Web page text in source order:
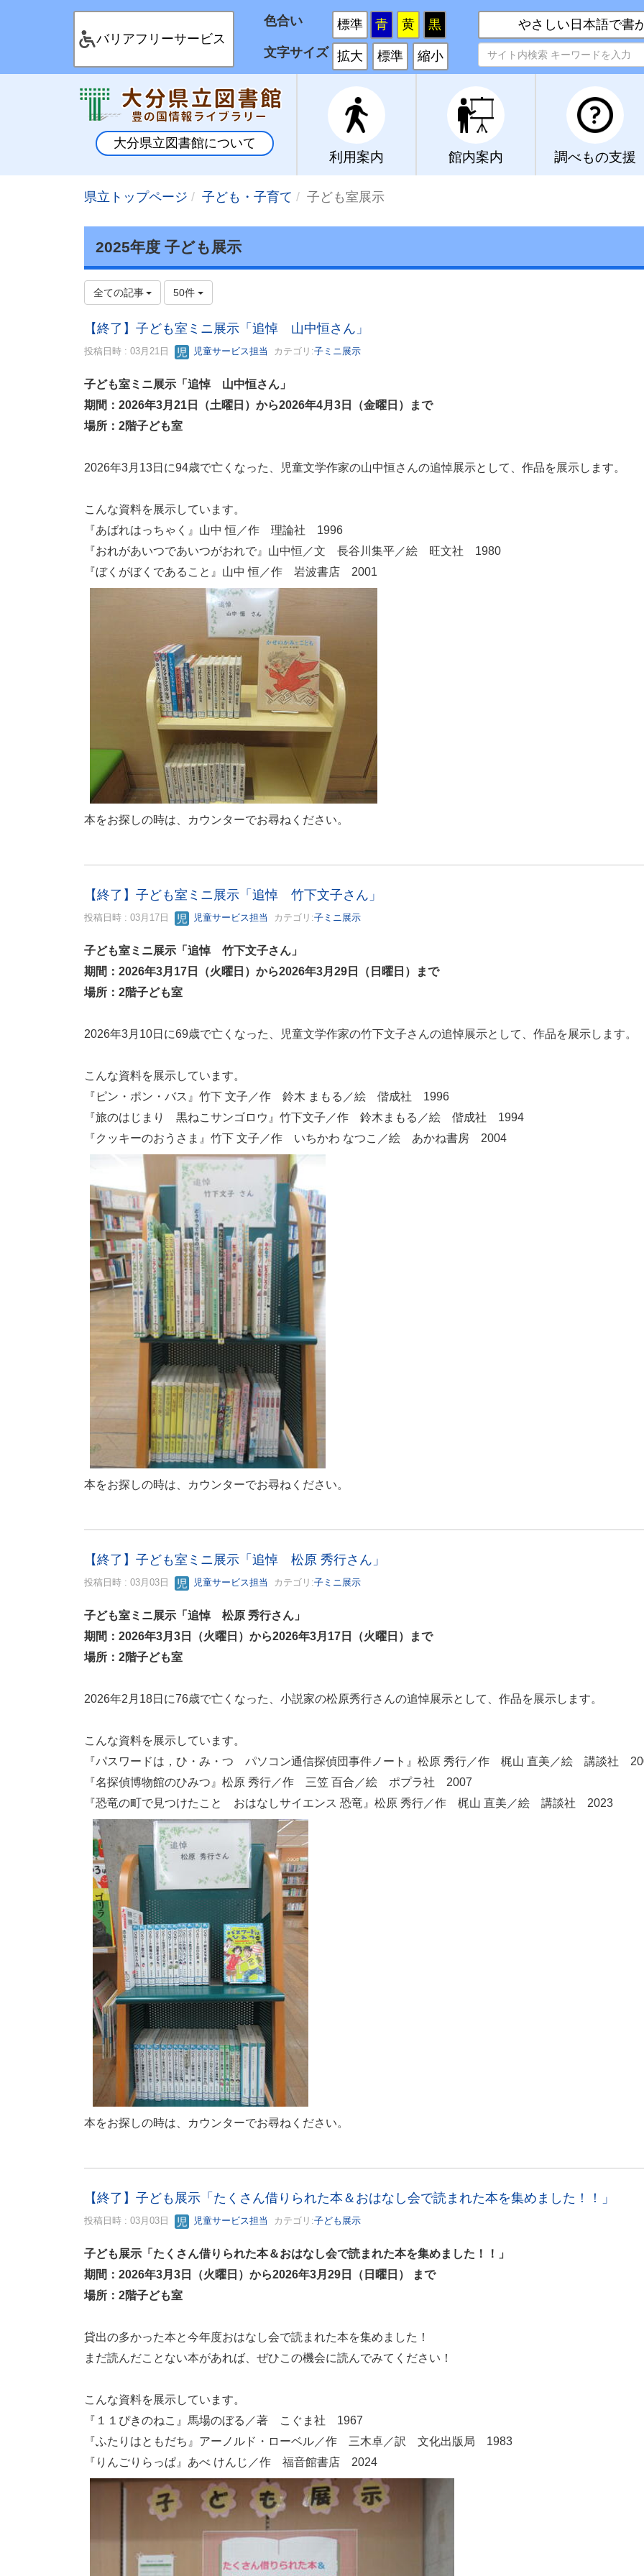
バリアフリーサービス
色合い 標準 青 黄
黒
文字サイズ 拡大 標準 縮小
やさしい日本語で書
大分県立図書館について
利用案内 館内案内 調べもの支援
県立トップページ 子ども・子育て 子ども室展示
2025年度 子ども展示
全ての記事 50件
【終了】子ども室ミニ展示「追悼 山中恒さん」
投稿日時 : 03月21日 児童サービス担当 カテゴリ:子ミニ展示
子ども室ミニ展示「追悼 山中恒さん」
期間：2026年3月21日（土曜日）から2026年4月3日（金曜日）まで
場所：2階子ども室
2026年3月13日に94歳で亡くなった、児童文学作家の山中恒さんの追悼展示として、作品を展示します。
こんな資料を展示しています。
『あばれはっちゃく』山中 恒／作 理論社 1996
『おれがあいつであいつがおれで』山中恒／文 長谷川集平／絵 旺文社 1980
『ぼくがぼくであること』山中 恒／作 岩波書店 2001
本をお探しの時は、カウンターでお尋ねください。
【終了】子ども室ミニ展示「追悼 竹下文子さん」
投稿日時 : 03月17日 児童サービス担当 カテゴリ:子ミニ展示
子ども室ミニ展示「追悼 竹下文子さん」
期間：2026年3月17日（火曜日）から2026年3月29日（日曜日）まで
場所：2階子ども室
2026年3月10日に69歳で亡くなった、児童文学作家の竹下文子さんの追悼展示として、作品を展示します。
こんな資料を展示しています。
『ピン・ポン・バス』竹下 文子／作 鈴木 まもる／絵 偕成社 1996
『旅のはじまり 黒ねこサンゴロウ』竹下文子／作 鈴木まもる／絵 偕成社 1994
『クッキーのおうさま』竹下 文子／作 いちかわ なつこ／絵 あかね書房 2004
本をお探しの時は、カウンターでお尋ねください。
【終了】子ども室ミニ展示「追悼 松原 秀行さん」
投稿日時 : 03月03日 児童サービス担当 カテゴリ:子ミニ展示
子ども室ミニ展示「追悼 松原 秀行さん」
期間：2026年3月3日（火曜日）から2026年3月17日（火曜日）まで
場所：2階子ども室
2026年2月18日に76歳で亡くなった、小説家の松原秀行さんの追悼展示として、作品を展示します。
こんな資料を展示しています。
『パスワードは，ひ・み・つ パソコン通信探偵団事件ノート』松原 秀行／作 梶山 直美／絵 講談社
『名探偵博物館のひみつ』松原 秀行／作 三笠 百合／絵 ポプラ社 2007
『恐竜の町で見つけたこと おはなしサイエンス 恐竜』松原 秀行／作 梶山 直美／絵 講談社 2023
本をお探しの時は、カウンターでお尋ねください。
【終了】子ども展示「たくさん借りられた本＆おはなし会で読まれた本を集めました！！」
投稿日時 : 03月03日 児童サービス担当 カテゴリ:子ども展示
子ども展示「たくさん借りられた本＆おはなし会で読まれた本を集めました！！」
期間：2026年3月3日（火曜日）から2026年3月29日（日曜日） まで
場所：2階子ども室
貸出の多かった本と今年度おはなし会で読まれた本を集めました！
まだ読んだことない本があれば、ぜひこの機会に読んでみてください！
こんな資料を展示しています。
『１１ぴきのねこ』馬場のぼる／著 こぐま社 1967
『ふたりはともだち』アーノルド・ローベル／作 三木卓／訳 文化出版局 1983
『りんごりらっぱ』あべ けんじ／作 福音館書店 2024